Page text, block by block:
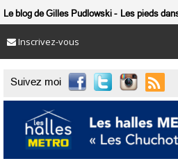
Le blog de Gilles Pudlowski Les pieds
Inscrivez-vous
Suivez moi 